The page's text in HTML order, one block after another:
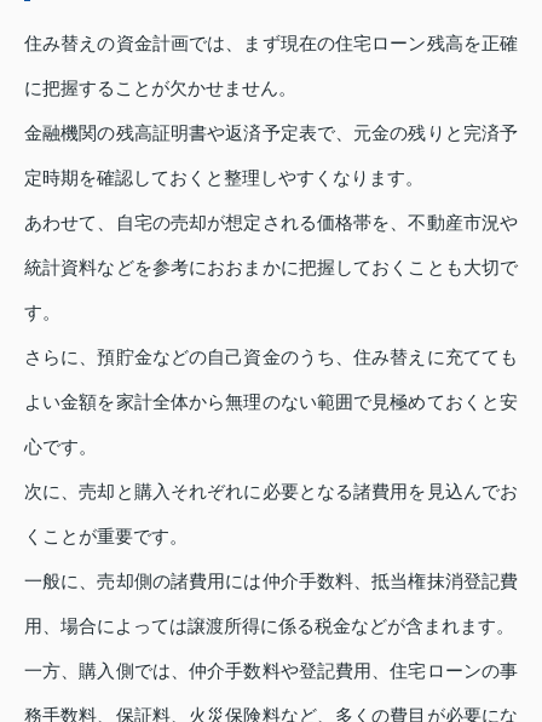
住み替えの資金計画では、まず現在の住宅ローン残高を正確
に把握することが欠かせません。
金融機関の残高証明書や返済予定表で、元金の残りと完済予
定時期を確認しておくと整理しやすくなります。
あわせて、自宅の売却が想定される価格帯を、不動産市況や
統計資料などを参考におおまかに把握しておくことも大切で
す。
さらに、預貯金などの自己資金のうち、住み替えに充てても
よい金額を家計全体から無理のない範囲で見極めておくと安
心です。
次に、売却と購入それぞれに必要となる諸費用を見込んでお
くことが重要です。
一般に、売却側の諸費用には仲介手数料、抵当権抹消登記費
用、場合によっては譲渡所得に係る税金などが含まれます。
一方、購入側では、仲介手数料や登記費用、住宅ローンの事
務手数料、保証料、火災保険料など、多くの費目が必要にな